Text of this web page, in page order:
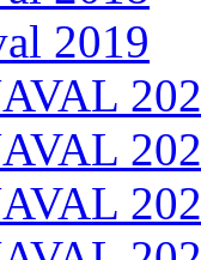
2019